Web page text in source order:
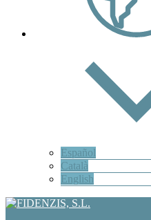
Español
Català
English